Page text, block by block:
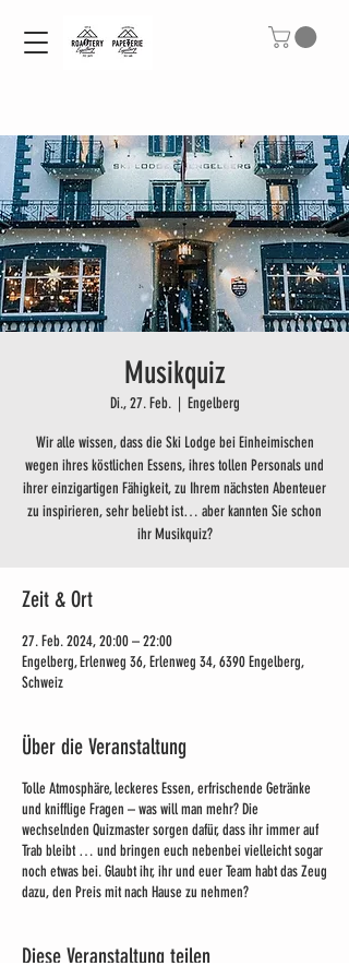
Musikquiz
Di., 27. Feb.
  |
Engelberg
Wir alle wissen, dass die Ski Lodge bei Einheimischen
wegen ihres köstlichen Essens, ihres tollen Personals und
ihrer einzigartigen Fähigkeit, zu Ihrem nächsten Abenteuer
zu inspirieren, sehr beliebt ist… aber kannten Sie schon
ihr Musikquiz?
Zeit & Ort
27. Feb. 2024, 20:00 – 22:00
Engelberg, Erlenweg 36, Erlenweg 34, 6390 Engelberg,
Schweiz
Über die Veranstaltung
Tolle Atmosphäre, leckeres Essen, erfrischende Getränke
und knifflige Fragen – was will man mehr? Die
wechselnden Quizmaster sorgen dafür, dass ihr immer auf
Trab bleibt … und bringen euch nebenbei vielleicht sogar
noch etwas bei. Glaubt ihr, ihr und euer Team habt das Zeug
dazu, den Preis mit nach Hause zu nehmen?
Diese Veranstaltung teilen